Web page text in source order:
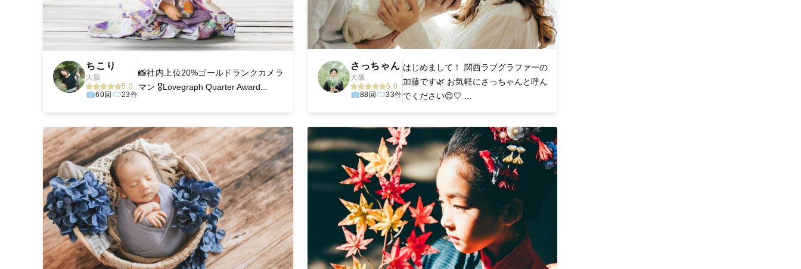
ちこり
大阪
5.0
60回
23件
📸社内上位20%ゴールドランクカメラ
マン 🎖️Lovegraph Quarter Award...
さっちゃん
大阪
5.0
88回
33件
はじめまして！ 関西ラブグラファーの
加藤です🌿 お気軽にさっちゃんと呼ん
でください😌🤍 ...